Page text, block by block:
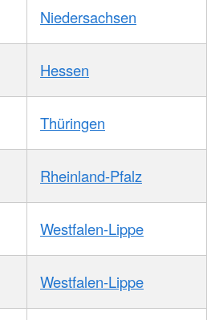
Niedersachsen
Hessen
Thüringen
Rheinland-Pfalz
Westfalen-Lippe
Westfalen-Lippe